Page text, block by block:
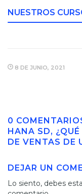
NUESTROS
8 DE JUNIO, 2021
0
HANA SD,
DE VENTAS DE
DEJAR UN
Lo siento, debes